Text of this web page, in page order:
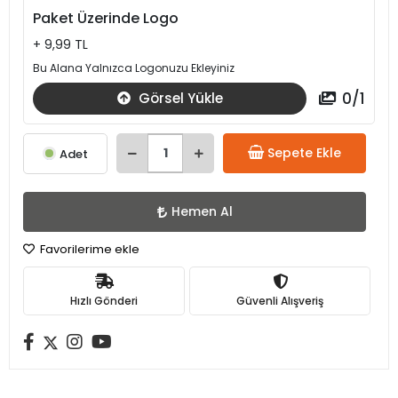
Paket Üzerinde Logo
+ 9,99 TL
Bu Alana Yalnızca Logonuzu Ekleyiniz
Görsel Yükle 0/1
Adet Sepete Ekle
Hemen Al
Favorilerime ekle
Hızlı Gönderi Güvenli Alışveriş